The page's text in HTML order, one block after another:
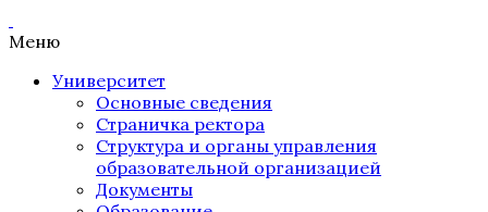
Меню
Университет
Основные сведения
Страничка ректора
Структура и органы управления
образовательной организацией
Документы